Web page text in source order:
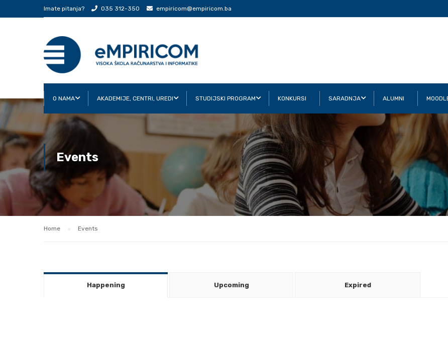
Imate pitanja? 035 312-350 empiricom@empiricom.ba
O NAMA AKADEMIJE, CENTRI, UREDI STUDIJSKI PROGRAM KONKURSI SARADNJA ALUMNI
Events
Home Events
Happening Upcoming Expired